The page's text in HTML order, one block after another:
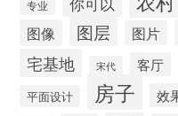
专业
图像 图层 图片
宅基地 宋代 客厅
平面设计 房子 效